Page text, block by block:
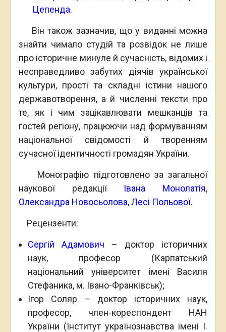
Цепенда.
Він також зазначив, що у виданні можна
знайти чимало студій та розвідок не лише
про історичне минуле й сучасність, відомих і
несправедливо забутих діячів української
культури, прості та складні істини нашого
державотворення, а й численні тексти про
те, як і чим зацікавлювати мешканців та
гостей регіону, працюючи над формуванням
національної свідомості й творенням
сучасної ідентичності громадян України.
Монографію підготовлено за загальної
наукової редакції Івана Монолатія,
Олександра Новосьолова,Лесі Польової.
Рецензенти:
Сергій Адамович – доктор історичних
наук, професор (Карпатський
національний університет імені Василя
Стефаника, м. Івано-Франківськ);
Ігор Соляр – доктор історичних наук,
професор, член-кореспондент НАН
України (Інститут українознавства імені І.